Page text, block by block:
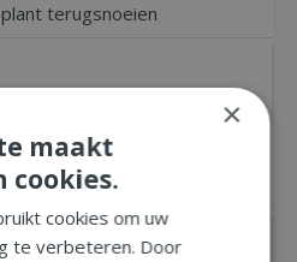
terugsnoeien
×
maakt
cookies.
cookies om uw
te verbeteren. Door